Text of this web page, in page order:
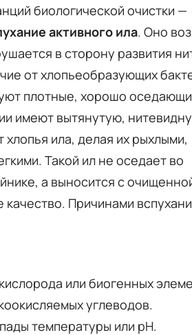
биологической очистки —
активного ила. Оно
в сторону развития
от хлопьеобразующих
плотные, хорошо
имеют вытянутую,
ила, делая их рыхлыми,
Такой ил не оседает во
а выносится с
качество. Причинами
или биогенных
углеводов.
температуры или pH.